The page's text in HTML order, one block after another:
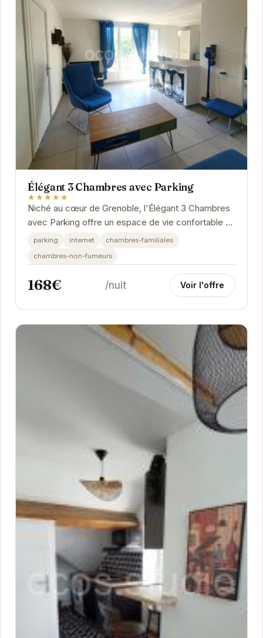
Élégant 3 Chambres avec Parking
★★★★★
Niché au cœur de Grenoble, l'Élégant 3 Chambres
avec Parking offre un espace de vie confortable et
moderne. Idéal pour les familles ou les...
parking internet
chambres-familiales
chambres-non-fumeurs
168€ /nuit Voir l'offre